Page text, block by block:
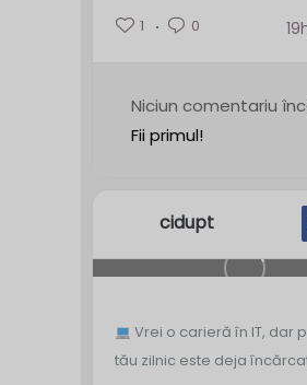
1
0
Niciun comentariu
Fii primul!
cidupt
Vrei o carieră în IT, dar
tău zilnic este deja